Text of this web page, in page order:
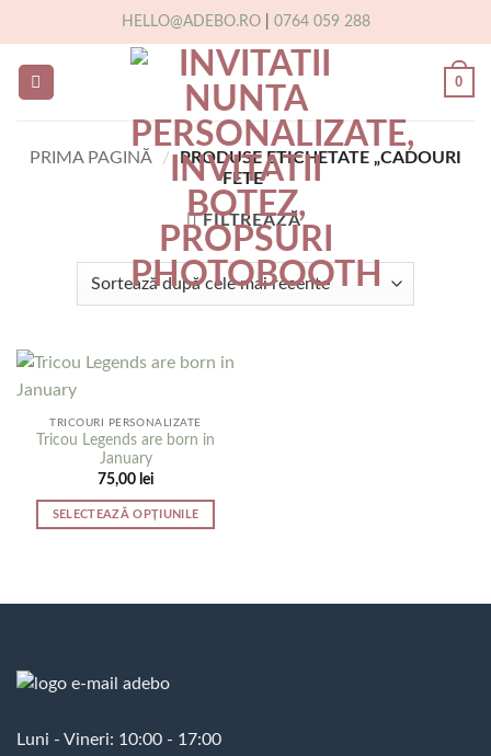
content
HELLO@ADEBO.RO| 0764 059 288
0
PRIMA PAGINĂ / PRODUSE ETICHETATE „CADOURI
FETE”
FILTREAZĂ
TRICOURI PERSONALIZATE
Tricou Legends are born in
January
75,00 lei
SELECTEAZĂ OPȚIUNILE
mai
Opțiunile
alese
Luni - Vineri: 10:00 - 17:00